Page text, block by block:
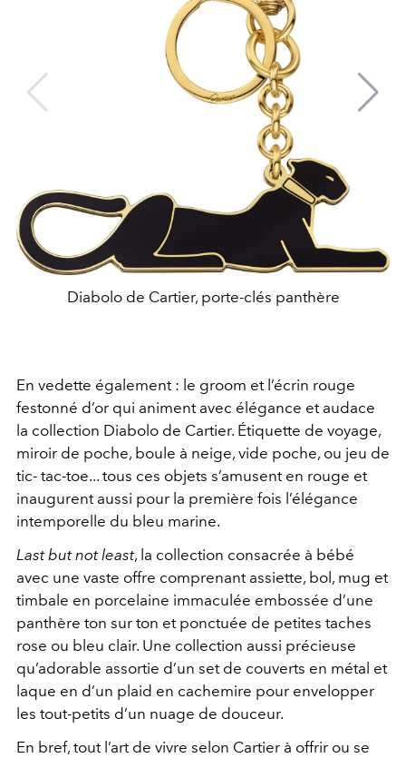
Diabolo de Cartier, porte-clés panthère
En vedette également : le groom et l’écrin rouge
festonné d’or qui animent avec élégance et audace
la collection Diabolo de Cartier. Étiquette de voyage,
miroir de poche, boule à neige, vide poche, ou jeu de
tic- tac-toe... tous ces objets s’amusent en rouge et
inaugurent aussi pour la première fois l’élégance
intemporelle du bleu marine.
Last but not least, la collection consacrée à bébé
avec une vaste offre comprenant assiette, bol, mug et
timbale en porcelaine immaculée embossée d’une
panthère ton sur ton et ponctuée de petites taches
rose ou bleu clair. Une collection aussi précieuse
qu’adorable assortie d’un set de couverts en métal et
laque en d’un plaid en cachemire pour envelopper
les tout-petits d’un nuage de douceur.
En bref, tout l’art de vivre selon Cartier à offrir ou se